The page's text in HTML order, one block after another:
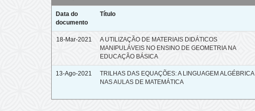
Data do
documento
Título
18-Mar-2021
A UTILIZAÇÃO DE MATERIAIS DIDÁTICOS
MANIPULÁVEIS NO ENSINO DE GEOMETRIA NA
EDUCAÇÃO BÁSICA
13-Ago-2021
TRILHAS DAS EQUAÇÕES: A LINGUAGEM ALGÉBRICA
NAS AULAS DE MATEMÁTICA